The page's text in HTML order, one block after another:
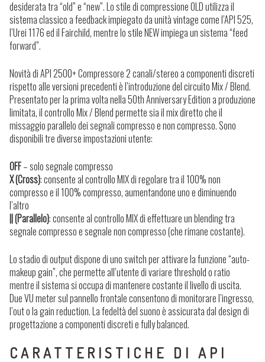
desiderata tra “old” e “new”. Lo stile di compressione OLD utilizza il
sistema classico a feedback impiegato da unità vintage come l’API 525,
l’Urei 1176 ed il Fairchild, mentre lo stile NEW impiega un sistema “feed
forward”.
Novità di API 2500+ Compressore 2 canali/stereo a componenti discreti
rispetto alle versioni precedenti è l’introduzione del circuito Mix / Blend.
Presentato per la prima volta nella 50th Anniversary Edition a produzione
limitata, il controllo Mix / Blend permette sia il mix diretto che il
missaggio parallelo dei segnali compresso e non compresso. Sono
disponibili tre diverse impostazioni utente:
OFF– solo segnale compresso
X (Cross): consente al controllo MIX di regolare tra il 100% non
compresso e il 100% compresso, aumentandone uno e diminuendo
l’altro
|| (Parallelo): consente al controllo MIX di effettuare un blending tra
segnale compresso e segnale non compresso (che rimane costante).
Lo stadio di output dispone di uno switch per attivare la funzione “auto-
makeup gain”, che permette all’utente di variare threshold o ratio
mentre il sistema si occupa di mantenere costante il livello di uscita.
Due VU meter sul pannello frontale consentono di monitorare l’ingresso,
l’out o la gain reduction. La fedeltà del suono è assicurata dal design di
progettazione a componenti discreti e fully balanced.
CARATTERISTICHE DI API